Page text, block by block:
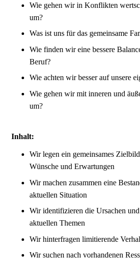
Wie gehen wir in Konflikten
um?
Was ist uns für das gemeinsame
Wie finden wir eine bessere
Beruf?
Wie achten wir besser auf unsere
Wie gehen wir mit inneren und
um?
Inhalt:
Wir legen ein gemeinsames
Wünsche und Erwartungen
Wir machen zusammen eine
aktuellen Situation
Wir identifizieren die Ursachen
aktuellen Themen
Wir hinterfragen limitierende
Wir suchen nach vorhandenen